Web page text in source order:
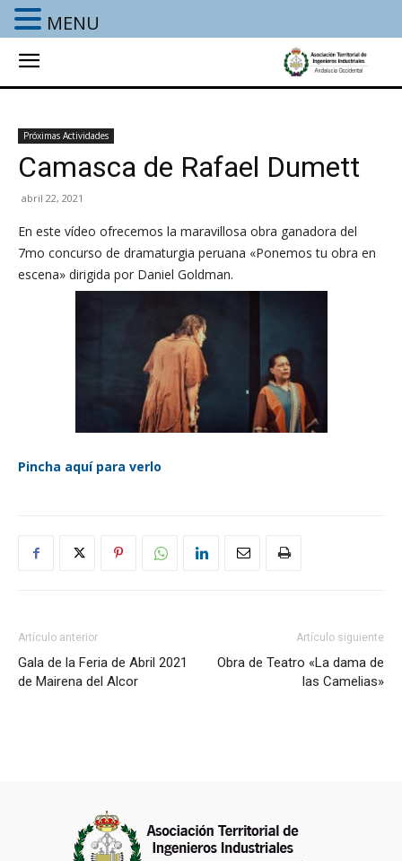
Próximas Actividades
Camasca de Rafael Dumett
abril 22, 2021
En este vídeo ofrecemos la maravillosa obra ganadora del
7mo concurso de dramaturgia peruana «Ponemos tu obra en
escena» dirigida por Daniel Goldman.
Pincha aquí para verlo
Artículo anterior
Gala de la Feria de Abril 2021
de Mairena del Alcor
Artículo siguiente
Obra de Teatro «La dama de
las Camelias»
MENU